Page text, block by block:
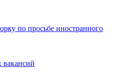
по просьбе иностранного